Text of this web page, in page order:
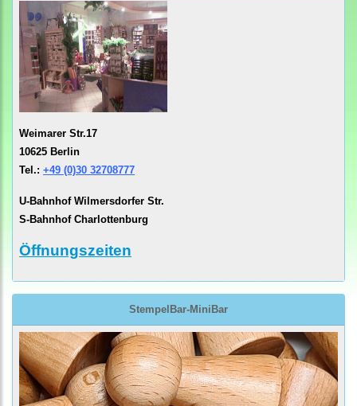
Weimarer Str.17
10625 Berlin
Tel.: +49 (0)30 32708777
U-Bahnhof Wilmersdorfer Str.
S-Bahnhof Charlottenburg
Öffnungszeiten
StempelBar-MiniBar